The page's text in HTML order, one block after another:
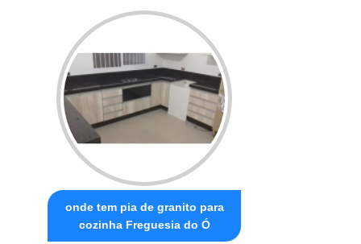
onde tem pia de granito para
cozinha Freguesia do Ó